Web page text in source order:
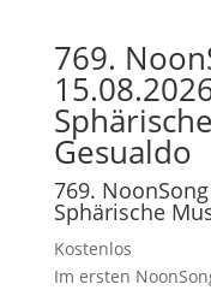
769.
Gesualdo
769.
Sphärische
Kostenlos
Im ersten